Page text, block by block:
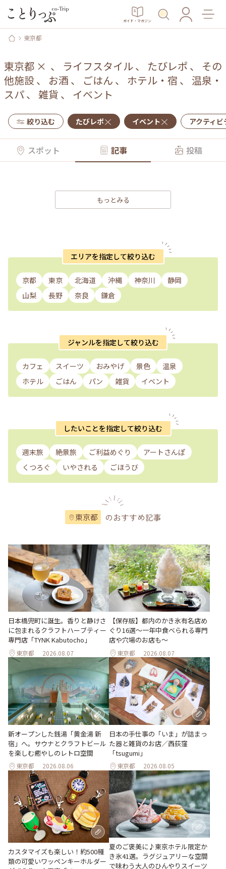
ガイド・マガジン
東京都
東京都 × 、 ライフスタイル、 たびレポ 、 その
他施設、 お酒 、 ごはん 、 ホテル・宿 、 温泉・
スパ、 雑貨 、 イベント
絞り込む たびレポ イベント アクティ
スポット 記事 投稿
もっとみる
エリアを指定して絞り込む
京都 東京 北海道 沖縄 神奈川
静岡
山梨
長野 奈良 鎌倉
ジャンルを指定して絞り込む
カフェ スイーツ おみやげ 景色
温泉
ホテル
ごはん パン 雑貨 イベント
したいことを指定して絞り込む
週末旅 絶景旅 ご利益めぐり
アートさんぽ
くつろぐ
いやされる ごほうび
東京都 のおすすめ記事
日本橋兜町に誕生。香りと静けさ
に包まれるクラフトハーブティー
専門店「TYNK Kabutocho」
東京都 2026.08.07
【保存版】都内のかき氷有名店め
ぐり16選～一年中食べられる専門
店や穴場のお店も～
東京都 2026.08.07
新オープンした銭湯「黄金湯 新
宿」へ。サウナとクラフトビール
を楽しむ癒やしのレトロ空間
東京都 2026.08.06
日本の手仕事の「いま」が詰まっ
た器と雑貨のお店／西荻窪
「tsugumi」
東京都 2026.08.05
カスタマイズも楽しい！約500種
類の可愛いワッペンキーホルダー
夏のご褒美に♪東京ホテル限定か
き氷41選。ラグジュアリーな空間
で味わう大人のひんやりスイーツ